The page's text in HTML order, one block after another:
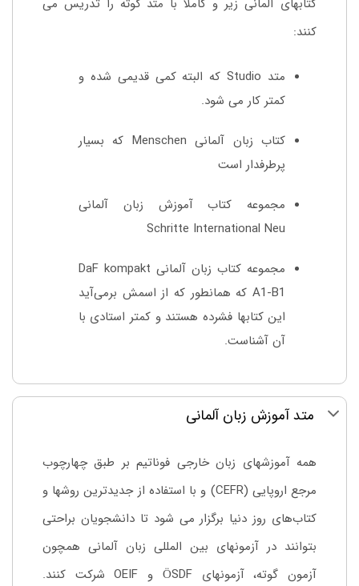
کتابهای آلمانی زیر و کاملا با متد گوته را تدریس می
کنند:
متد Studio که البته کمی قدیمی شده و
کمتر کار می شود.
کتاب زبان آلمانی Menschen که بسیار
پرطرفدار است
مجموعه کتاب آموزش زبان آلمانی
Schritte International Neu
مجموعه کتاب زبان آلمانی DaF kompakt
A1-B1 که همانطور که از اسمش برمی‌آید
این کتابها فشرده هستند و کمتر استادی با
آن آشناست.
متد آموزش زبان آلمانی
همه آموزشهای زبان خارجی فوناتیم بر طبق چهارچوب
مرجع اروپایی (CEFR) و با استفاده از جدیدترین روشها و
کتاب‌های روز دنیا برگزار می شود تا دانشجویان براحتی
بتوانند در آزمونهای بین المللی زبان آلمانی همچون
آزمون گوته، آزمونهای ÖSDF و OEIF شرکت کنند.